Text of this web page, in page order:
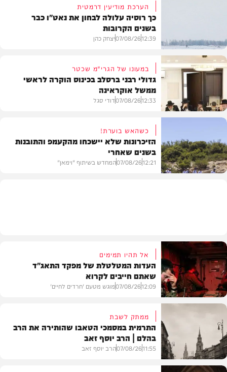
הערכת מודיעין דרמטית
כך רוסיה עלולה לבחון את נאט"ו כבר
בשנים הקרובות
12:39
07/08/26יצחק כהן
חרדים
במעונו של הגרי"מ שכטר
גדולי רבני ברסלב בכינוס הוקרה לראשי
ממשל אוקראינה
12:33
07/08/26דודי סגל
כשהאש בוערת!
הזיכרונות שלא יישכחו מהקעמפ והתובנות
בשנים שאחרי
12:21
07/08/26המחדש בשיתוף "וימאן"
דעות
אל תהיו תמימים
העדות המטלטלת של מפקד התאג"ד
שאתם חייבים לקרוא
12:09
07/08/26מוגש מטעם 'חרדים לחיים'
ממתק לשבת
התרמית במסמכי הטאבו שהותירה את הרב
בהלם | הרב יוסף זאב
11:55
07/08/26הרב יוסף זאב